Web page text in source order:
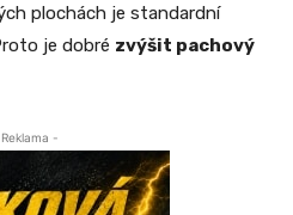
plochách je standardní
je dobré zvýšit pachový
-